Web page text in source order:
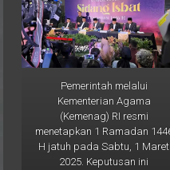
Pemerintah melalui
Kementerian Agama
(Kemenag) RI resmi
menetapkan 1 Ramadan 1446
H jatuh pada Sabtu, 1 Maret